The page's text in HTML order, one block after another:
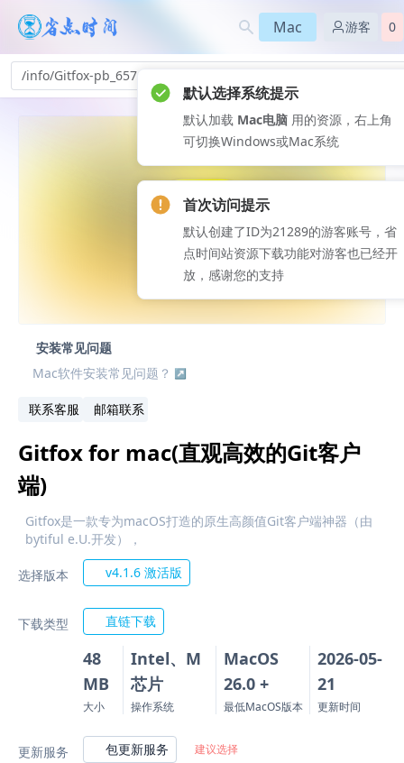
Mac 游客 0
/info/Gitfox-pb_657
安装常见问题
Mac软件安装常见问题？
联系客服 邮箱联系
Gitfox for mac(直观高效的Git客户
端)
Gitfox是一款专为macOS打造的原生高颜值Git客户端神器（由
bytiful e.U.开发），
选择版本 v4.1.6 激活版
下载类型 直链下载
48
MB
大小
Intel、M
芯片
操作系统
MacOS
26.0 +
最低MacOS版本
2026-05-
21
更新时间
更新服务 包更新服务
建议选择
默认选择系统提示
默认加载 Mac电脑 用的资源，右上角
可切换Windows或Mac系统
首次访问提示
默认创建了ID为21289的游客账号，省
点时间站资源下载功能对游客也已经开
放，感谢您的支持